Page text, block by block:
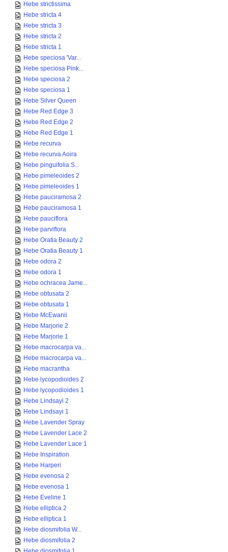
Hebe strictissima
Hebe stricta 4
Hebe stricta 3
Hebe stricta 2
Hebe stricta 1
Hebe speciosa 'Var...
Hebe speciosa Pink...
Hebe speciosa 2
Hebe speciosa 1
Hebe Silver Queen
Hebe Red Edge 3
Hebe Red Edge 2
Hebe Red Edge 1
Hebe recurva
Hebe recurva Aoira
Hebe pinguifolia S...
Hebe pimeleoides 2
Hebe pimeleoides 1
Hebe pauciramosa 2
Hebe pauciramosa 1
Hebe pauciflora
Hebe parviflora
Hebe Oratia Beauty 2
Hebe Oratia Beauty 1
Hebe odora 2
Hebe odora 1
Hebe ochracea Jame...
Hebe obtusata 2
Hebe obtusata 1
Hebe McEwanii
Hebe Marjorie 2
Hebe Marjorie 1
Hebe macrocarpa va...
Hebe macrocarpa va...
Hebe macrantha
Hebe lycopodioides 2
Hebe lycopodioides 1
Hebe Lindsayi 2
Hebe Lindsayi 1
Hebe Lavender Spray
Hebe Lavender Lace 2
Hebe Lavender Lace 1
Hebe Inspiration
Hebe Harperi
Hebe evenosa 2
Hebe evenosa 1
Hebe Eveline 1
Hebe elliptica 2
Hebe elliptica 1
Hebe diosmifolia W...
Hebe diosmifolia 2